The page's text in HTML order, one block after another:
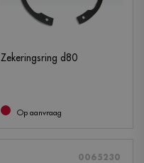
Zekeringsring d80
Op aanvraag
0065230